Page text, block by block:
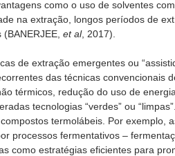
como o uso de solventes
na extração, longos períodos de
et al, 2017).
de extração emergentes ou
das técnicas convencionais
térmicos, redução do uso de
tecnologias “verdes” ou
termolábeis. Por exemplo,
processos fermentativos –
como estratégias eficientes para